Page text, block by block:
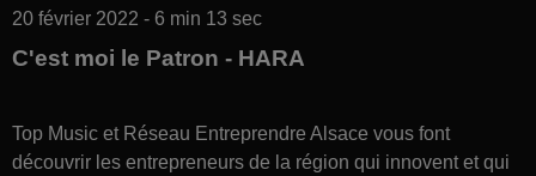
20 février 2022 - 6 min 13 sec
C'est moi le Patron - HARA
Top Music et Réseau Entreprendre Alsace vous font
découvrir les entrepreneurs de la région qui innovent et qui